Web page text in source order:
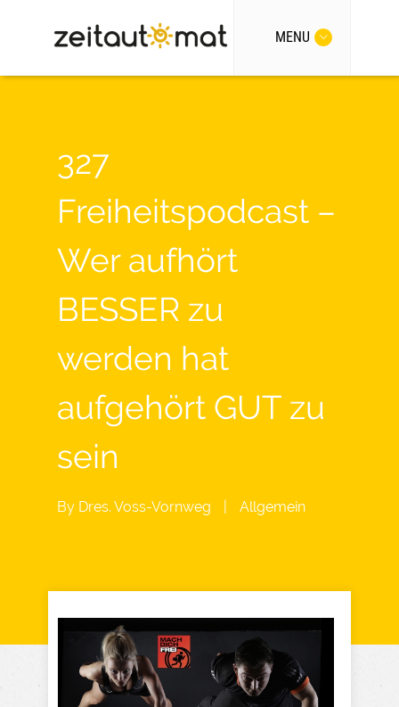
MENU
327
Freiheitspodcast –
Wer aufhört
BESSER zu
werden hat
aufgehört GUT zu
sein
By Dres. Voss-Vornweg Allgemein